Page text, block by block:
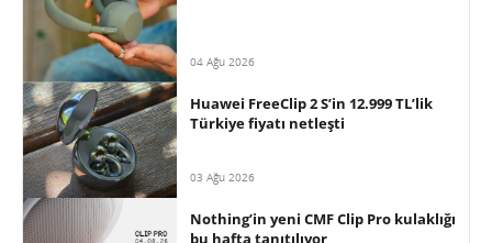
04 Ağu 2026
Huawei FreeClip 2 S’in 12.999 TL’lik
Türkiye fiyatı netleşti
03 Ağu 2026
Nothing’in yeni CMF Clip Pro kulaklığı
bu hafta tanıtılıyor